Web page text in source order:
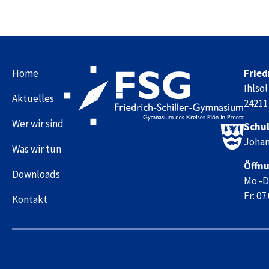
Home
Aktuelles
Wer wir sind
Was wir tun
Downloads
Kontakt
Ihlsol
Mo -
Fr: